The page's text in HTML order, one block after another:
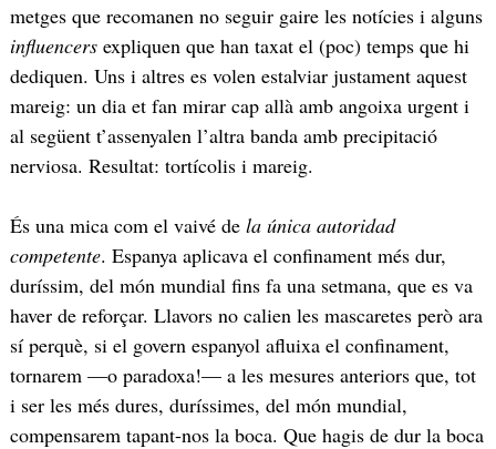
metges que recomanen no seguir gaire les notícies i alguns
influencersexpliquen que han taxat el (poc) temps que hi
dediquen. Uns i altres es volen estalviar justament aquest
mareig: un dia et fan mirar cap allà amb angoixa urgent i
al següent t’assenyalen l’altra banda amb precipitació
nerviosa. Resultat: tortícolis i mareig.
És una mica com el vaivé de la única autoridad
competente. Espanya aplicava el confinament més dur,
duríssim, del món mundial fins fa una setmana, que es va
haver de reforçar. Llavors no calien les mascaretes però ara
sí perquè, si el govern espanyol afluixa el confinament,
tornarem —o paradoxa!— a les mesures anteriors que, tot
i ser les més dures, duríssimes, del món mundial,
compensarem tapant-nos la boca. Que hagis de dur la boca